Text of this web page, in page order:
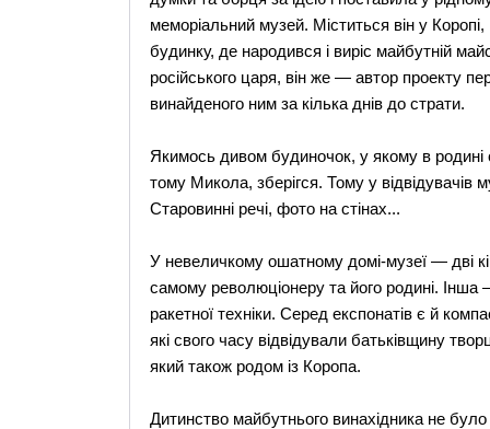
меморіальний музей. Міститься він у
будинку, де народився і виріс майбутній
російського царя, він же — автор проекту
винайденого ним за кілька днів до страти.
Якимось дивом будиночок, у якому в родині
тому Микола, зберігся. Тому у відвідувачів
Старовинні речі, фото на стінах...
У невеличкому ошатному домі-музеї — дві
самому революціонеру та його родині.
ракетної техніки. Серед експонатів є й
які свого часу відвідували батьківщину
який також родом із Коропа.
Дитинство майбутнього винахідника не